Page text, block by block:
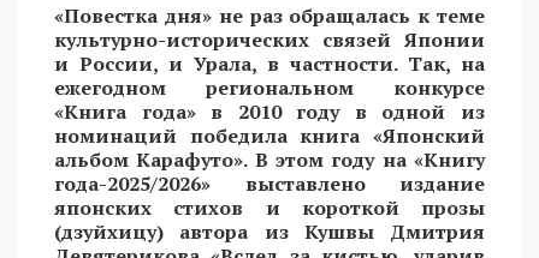
«Повестка дня» не раз обращалась к теме
культурно-исторических связей Японии
и России, и Урала, в частности. Так, на
ежегодном региональном конкурсе
«Книга года» в 2010 году в одной из
номинаций победила книга «Японский
альбом Карафуто». В этом году на «Книгу
года-2025/2026» выставлено издание
японских стихов и короткой прозы
(дзуйхицу) автора из Кушвы Дмитрия